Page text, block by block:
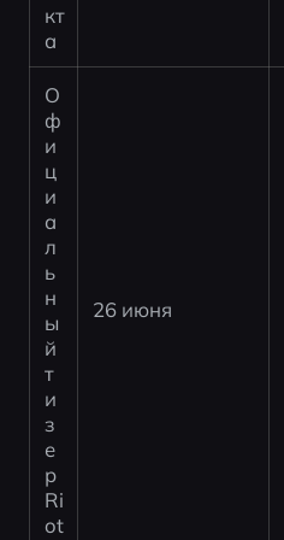
кт
а
О
ф
и
ц
и
а
л
ь
н
ы
й
т
и
з
е
р
Ri
ot
26 июня